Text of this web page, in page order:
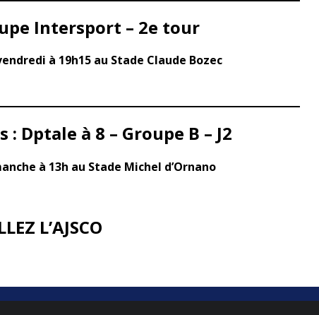
Intersport – 2e tour
à 19h15 au Stade Claude Bozec
Dptale à 8 – Groupe B – J2
à 13h au Stade Michel d’Ornano
L’AJSCO